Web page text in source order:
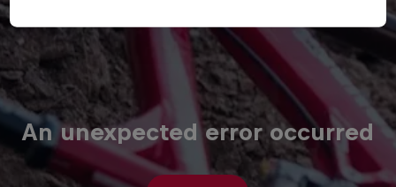
An unexpected error occurred